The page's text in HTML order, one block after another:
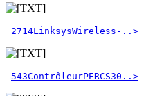
2714LinksysWireless-..>
543ContrôleurPERCS30..>